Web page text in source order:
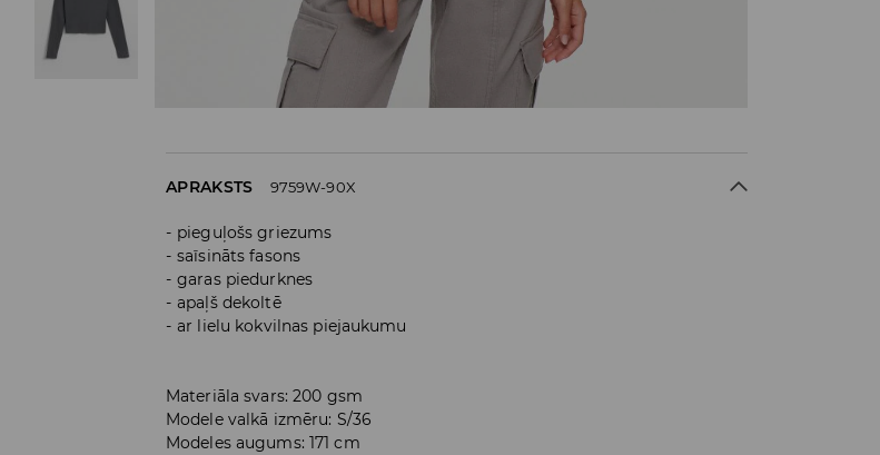
APRAKSTS 9759W-90X
pieguļošs griezums
saīsināts fasons
garas piedurknes
apaļš dekoltē
ar lielu kokvilnas piejaukumu
Materiāla svars: 200 gsm
Modele valkā izmēru: S/36
Modeles augums: 171 cm